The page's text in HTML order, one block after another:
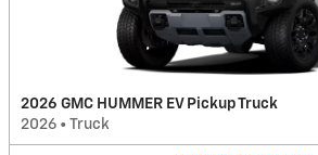
2026 GMC HUMMER EV Pickup Truck
2026 • Truck